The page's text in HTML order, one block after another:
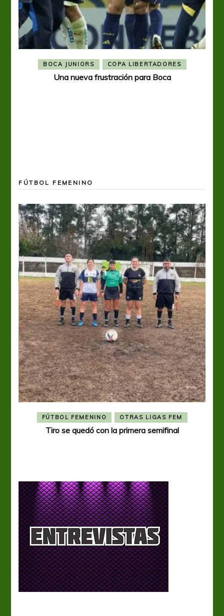
BOCA JUNIORS COPA LIBERTADORES
Una nueva frustración para Boca
FÚTBOL FEMENINO
FÚTBOL FEMENINO OTRAS LIGAS FEM
Tiro se quedó con la primera semifinal